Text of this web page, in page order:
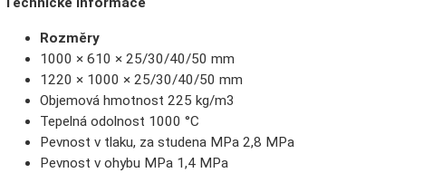
Rozměry
1000 × 610 × 25/30/40/50 mm
1220 × 1000 × 25/30/40/50 mm
Objemová hmotnost 225 kg/m3
Tepelná odolnost 1000 °C
Pevnost v tlaku, za studena MPa 2,8 MPa
Pevnost v ohybu MPa 1,4 MPa